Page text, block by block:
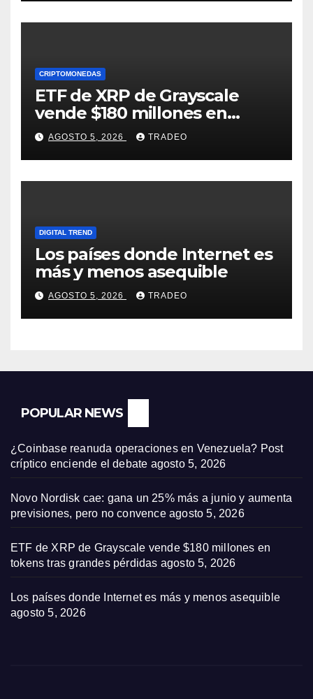
CRIPTOMONEDAS
ETF de XRP de Grayscale
vende $180 millones en
tokens tras grandes pérdidas
AGOSTO 5, 2026 TRADEO
DIGITAL TREND
Los países donde Internet es
más y menos asequible
AGOSTO 5, 2026 TRADEO
POPULAR NEWS
¿Coinbase reanuda operaciones en Venezuela? Post
críptico enciende el debate agosto 5, 2026
Novo Nordisk cae: gana un 25% más a junio y aumenta
previsiones, pero no convence agosto 5, 2026
ETF de XRP de Grayscale vende $180 millones en
tokens tras grandes pérdidas agosto 5, 2026
Los países donde Internet es más y menos asequible
agosto 5, 2026